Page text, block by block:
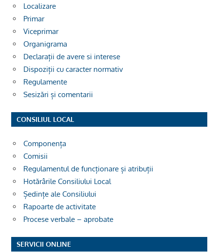
Localizare
Primar
Viceprimar
Organigrama
Declarații de avere si interese
Dispoziții cu caracter normativ
Regulamente
Sesizări și comentarii
CONSILIUL LOCAL
Componența
Comisii
Regulamentul de funcționare și atribuții
Hotărârile Consiliului Local
Ședințe ale Consiliului
Rapoarte de activitate
Procese verbale – aprobate
SERVICII ONLINE